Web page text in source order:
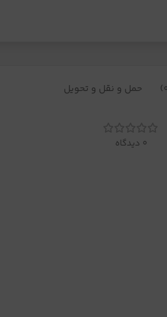
حمل و نقل و تحویل
0 دیدگاه